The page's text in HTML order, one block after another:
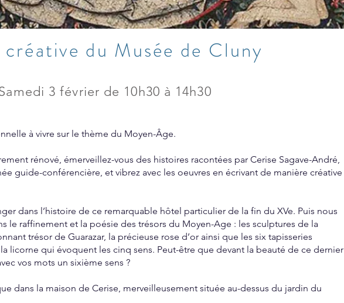
du Musée de Cluny
3 février de 10h30 à 14h30
à vivre sur le thème du Moyen-Âge.
rénové, émerveillez-vous des histoires racontées par Cerise Sagave-André,
guide-conférencière, et vibrez avec les oeuvres en écrivant de manière créative
dans l’histoire de ce remarquable hôtel particulier de la fin du XVe. Puis nous
le raffinement et la poésie des trésors du Moyen-Age : les sculptures de la
trésor de Guarazar, la précieuse rose d’or ainsi que les six tapisseries
licorne qui évoquent les cinq sens. Peut-être que devant la beauté de ce dernier
vos mots un sixième sens ?
dans la maison de Cerise, merveilleusement située au-dessus du jardin du